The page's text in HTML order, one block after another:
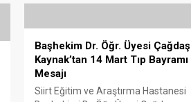
yatırımını hayata geçirdi. Proje
gücünde yeni bir trafo merkezi
kurulacak. Kayıpsız, kesintisiz ve
kaliteli enerji...
Başhekim Dr. Öğr. Üyesi Çağdaş
Kaynak’tan 14 Mart Tıp Bayramı
Mesajı
Siirt Eğitim ve Araştırma Hastanesi